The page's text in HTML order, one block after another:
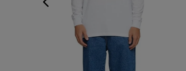
P M G GG
ADICIONAR AO CARRINHO